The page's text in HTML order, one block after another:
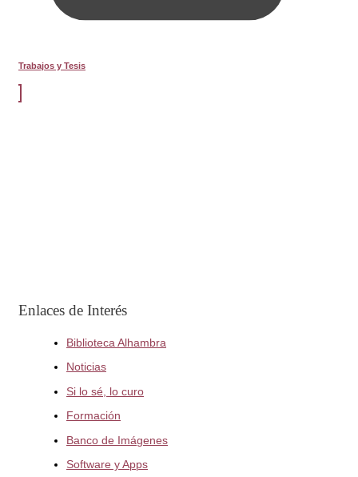
Trabajos y Tesis
Enlaces de Interés
Biblioteca Alhambra
Noticias
Si lo sé, lo curo
Formación
Banco de Imágenes
Software y Apps